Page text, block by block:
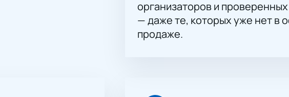
организаторов и
— даже те, которых уже нет в
продаже.